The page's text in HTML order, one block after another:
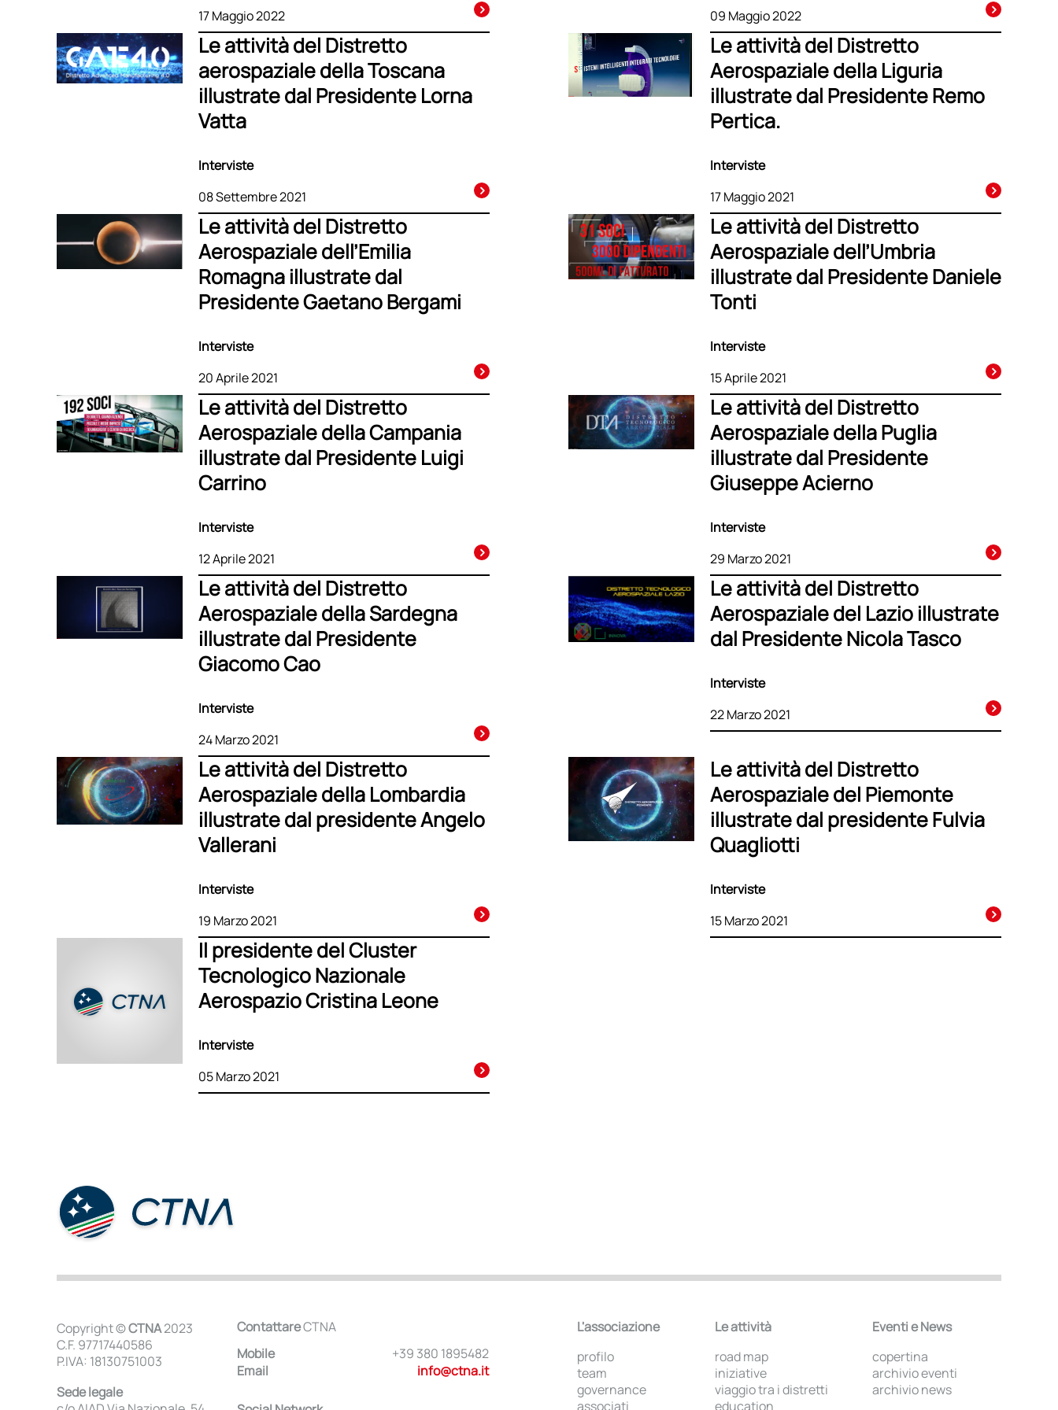
17 Maggio 2022
09 Maggio 2022
Le attività del Distretto
aerospaziale della Toscana
illustrate dal Presidente Lorna
Vatta
Interviste
08 Settembre 2021
Le attività del Distretto
Aerospaziale della Liguria
illustrate dal Presidente Remo
Pertica.
Interviste
17 Maggio 2021
Le attività del Distretto
Aerospaziale dell’Emilia
Romagna illustrate dal
Presidente Gaetano Bergami
Interviste
20 Aprile 2021
Le attività del Distretto
Aerospaziale dell’Umbria
illustrate dal Presidente Daniele
Tonti
Interviste
15 Aprile 2021
Le attività del Distretto
Aerospaziale della Campania
illustrate dal Presidente Luigi
Carrino
Interviste
12 Aprile 2021
Le attività del Distretto
Aerospaziale della Puglia
illustrate dal Presidente
Giuseppe Acierno
Interviste
29 Marzo 2021
Le attività del Distretto
Aerospaziale della Sardegna
illustrate dal Presidente
Giacomo Cao
Interviste
24 Marzo 2021
Le attività del Distretto
Aerospaziale del Lazio illustrate
dal Presidente Nicola Tasco
Interviste
22 Marzo 2021
Le attività del Distretto
Aerospaziale della Lombardia
illustrate dal presidente Angelo
Vallerani
Interviste
19 Marzo 2021
Le attività del Distretto
Aerospaziale del Piemonte
illustrate dal presidente Fulvia
Quagliotti
Interviste
15 Marzo 2021
Il presidente del Cluster
Tecnologico Nazionale
Aerospazio Cristina Leone
Interviste
05 Marzo 2021
Copyright ©CTNA2023
C.F. 97717440586
P.IVA: 18130751003
Sede legale
ContattareCTNA
Mobile
+39 380 1895482
Email
info@ctna.it
L'associazione
profilo
team
governance
associati
Le attività
road map
iniziative
viaggio tra i distretti
education
Eventi e News
copertina
archivio eventi
archivio news